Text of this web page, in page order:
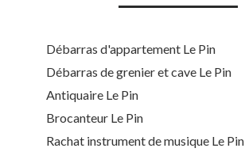
Débarras d'appartement Le Pin
Débarras de grenier et cave Le Pin
Antiquaire Le Pin
Brocanteur Le Pin
Rachat instrument de musique Le Pin